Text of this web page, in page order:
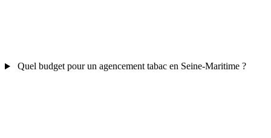
Quel budget pour un agencement tabac en Seine-Maritime ?